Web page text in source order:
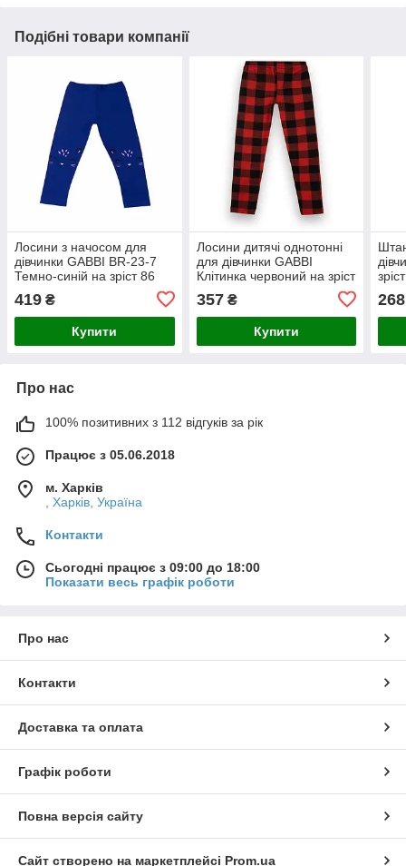
Подібні товари компанії
Лосини з начосом для
дівчинки GABBI BR-23-7
Темно-синій на зріст 86
419 ₴
Купити
Лосини дитячі однотонні
для дівчинки GABBI
Клітинка червоний на зріст
357₴
Купити
268
Про нас
100% позитивних з 112 відгуків за рік
Працює з 05.06.2018
м. Харків
, Харків, Україна
Контакти
Сьогодні працює з 09:00 до 18:00
Показати весь графік роботи
Про нас
Контакти
Доставка та оплата
Графік роботи
Повна версія сайту
Сайт створено на маркетплейсі Prom.ua